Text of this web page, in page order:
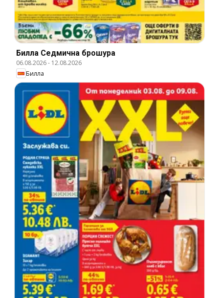
Билла Cедмична брошура
06.08.2026- 12.08.2026
Билла